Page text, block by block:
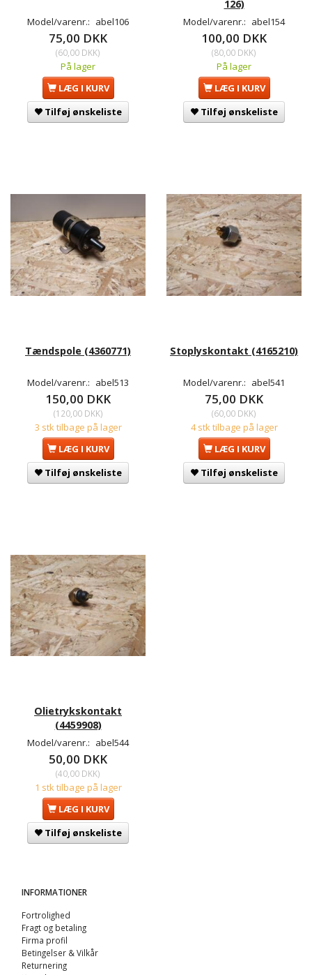
Model/varenr.: abel106
75,00 DKK
(60,00 DKK)
På lager
LÆG I KURV
Tilføj ønskeliste
126)
Model/varenr.: abel154
100,00 DKK
(80,00 DKK)
På lager
LÆG I KURV
Tilføj ønskeliste
Tændspole (4360771)
Model/varenr.: abel513
150,00 DKK
(120,00 DKK)
3 stk tilbage på lager
LÆG I KURV
Tilføj ønskeliste
Stoplyskontakt (4165210)
Model/varenr.: abel541
75,00 DKK
(60,00 DKK)
4 stk tilbage på lager
LÆG I KURV
Tilføj ønskeliste
Olietrykskontakt
(4459908)
Model/varenr.: abel544
50,00 DKK
(40,00 DKK)
1 stk tilbage på lager
LÆG I KURV
Tilføj ønskeliste
INFORMATIONER
Fortrolighed
Fragt og betaling
Firma profil
Betingelser & Vilkår
Returnering